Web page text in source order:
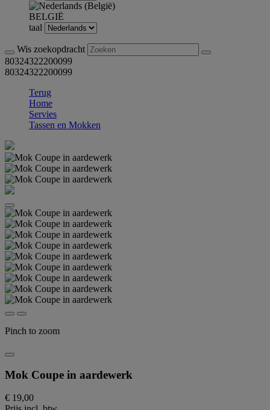
BELGIË
taal
Wis zoekopdracht
80324322200099
80324322200099
Terug
Home
Servies
Tassen en Mokken
Pinch to zoom
Mok Coupe in aardewerk
€ 19,00